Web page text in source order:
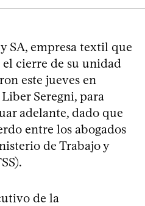
SA, empresa textil que
cierre de su unidad
este jueves en
Seregni, para
adelante, dado que
entre los abogados
de Trabajo y
de la